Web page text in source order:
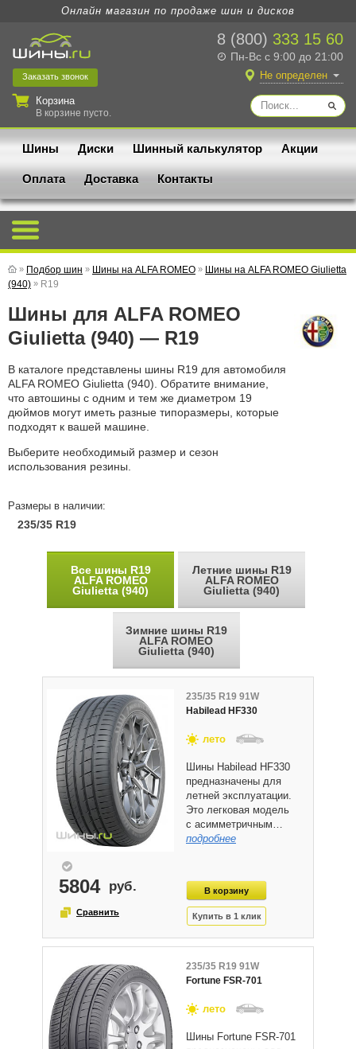
Онлайн магазин по продаже шин и дисков
8 (800) 333 15 60
Пн-Вс с 9:00 до 21:00
Заказать звонок
Корзина
В корзине пусто.
Не определен
Шины Диски Шинный калькулятор Акции
Оплата Доставка Контакты
» Подбор шин » Шины на ALFA ROMEO » Шины на ALFA ROMEO Giulietta
(940) » R19
Шины для ALFA ROMEO
Giulietta (940) — R19
В каталоге представлены шины R19 для автомобиля
ALFA ROMEO Giulietta (940). Обратите внимание,
что автошины с одним и тем же диаметром 19
дюймов могут иметь разные типоразмеры, которые
подходят к вашей машине.
Выберите необходимый размер и сезон
использования резины.
Размеры в наличии:
235/35 R19
Все шины R19
ALFA ROMEO
Giulietta (940)
Летние шины R19
ALFA ROMEO
Giulietta (940)
Зимние шины R19
ALFA ROMEO
Giulietta (940)
235/35 R19 91W
Habilead HF330
лето
Шины Habilead HF330
предназначены для
летней эксплуатации.
Это легковая модель
с асимметричным…
подробнее
5804
235/35 R19 91W
Fortune FSR-701
лето
Шины Fortune FSR-701